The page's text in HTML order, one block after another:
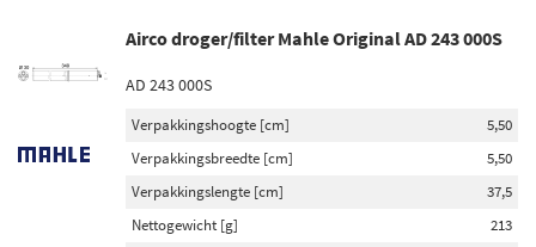
Airco droger/filter Mahle Original AD 243 000S
AD 243 000S
Verpakkingshoogte [cm]
5,50
Verpakkingsbreedte [cm]
5,50
Verpakkingslengte [cm]
37,5
Nettogewicht [g]
213